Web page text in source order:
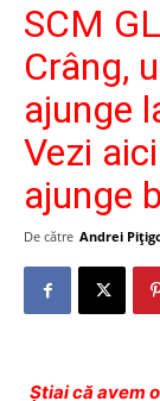
SCM
Crâng,
ajunge
Vezi
ajunge
De către Andrei
Ştiai că avem